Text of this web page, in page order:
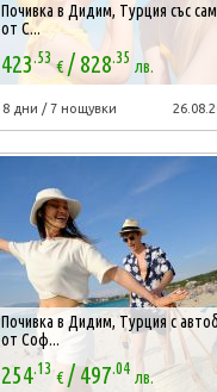
Почивка в Дидим, Турция със
от С...
423.53 € / 828.35 лв.
8 дни / 7 нощувки
Почивка в Дидим, Турция с
от Соф...
254.13 € /497.04 лв.